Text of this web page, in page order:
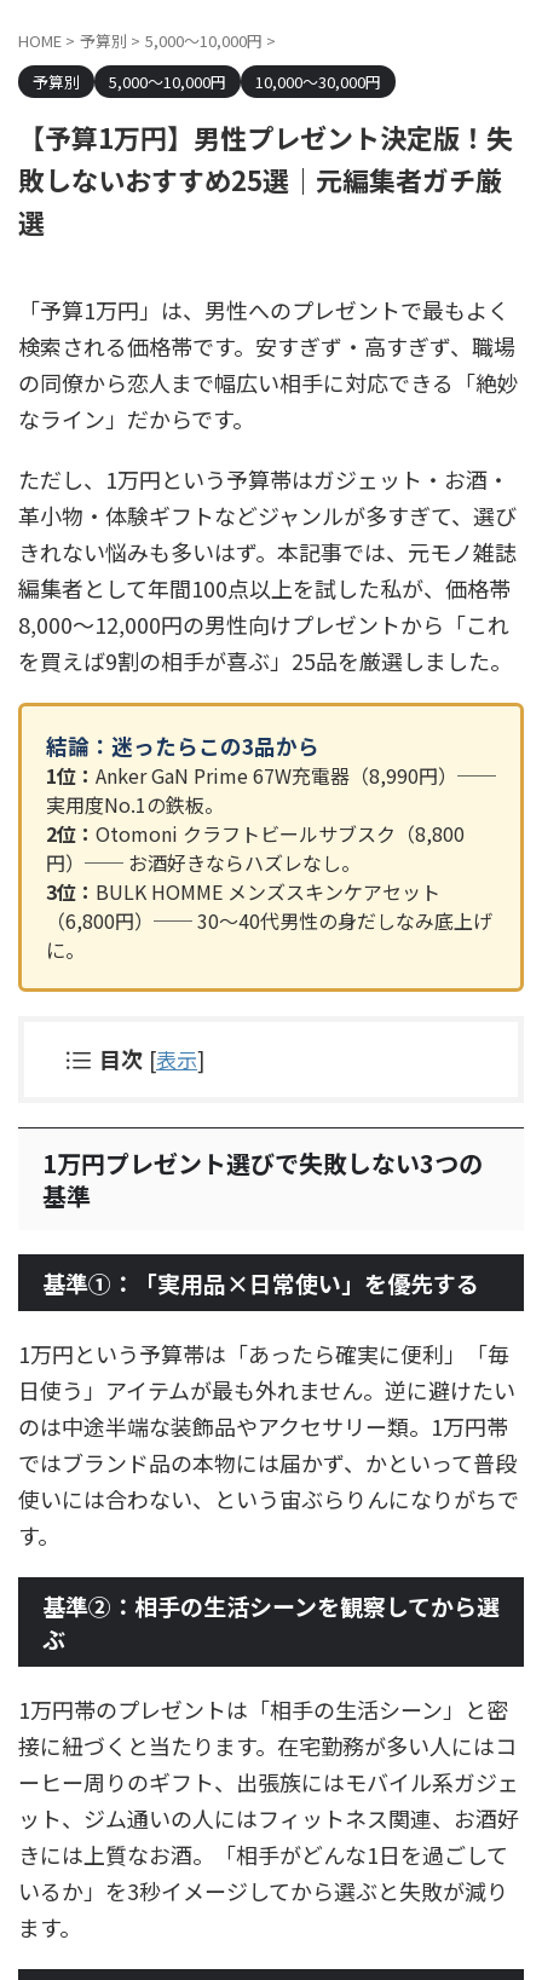
HOME > 予算別 > 5,000～10,000円 >
予算別
5,000～10,000円 10,000～30,000円
【予算1万円】男性プレゼント決定版！失
敗しないおすすめ25選｜元編集者ガチ厳
選
「予算1万円」は、男性へのプレゼントで最もよく
検索される価格帯です。安すぎず・高すぎず、職場
の同僚から恋人まで幅広い相手に対応できる「絶妙
なライン」だからです。
ただし、1万円という予算帯はガジェット・お酒・
革小物・体験ギフトなどジャンルが多すぎて、選び
きれない悩みも多いはず。本記事では、元モノ雑誌
編集者として年間100点以上を試した私が、価格帯
8,000〜12,000円の男性向けプレゼントから「これ
を買えば9割の相手が喜ぶ」25品を厳選しました。
結論：迷ったらこの3品から
1位： Anker GaN Prime 67W充電器（8,990円）──
実用度No.1の鉄板。
2位： Otomoni クラフトビールサブスク（8,800
円）── お酒好きならハズレなし。
3位： BULK HOMME メンズスキンケアセット
（6,800円）── 30〜40代男性の身だしなみ底上げ
に。
目次 [表示]
1万円プレゼント選びで失敗しない3つの
基準
基準①：「実用品×日常使い」を優先する
1万円という予算帯は「あったら確実に便利」「毎
日使う」アイテムが最も外れません。逆に避けたい
のは中途半端な装飾品やアクセサリー類。1万円帯
ではブランド品の本物には届かず、かといって普段
使いには合わない、という宙ぶらりんになりがちで
す。
基準②：相手の生活シーンを観察してから選
ぶ
1万円帯のプレゼントは「相手の生活シーン」と密
接に紐づくと当たります。在宅勤務が多い人にはコ
ーヒー周りのギフト、出張族にはモバイル系ガジェ
ット、ジム通いの人にはフィットネス関連、お酒好
きには上質なお酒。「相手がどんな1日を過ごして
いるか」を3秒イメージしてから選ぶと失敗が減り
ます。